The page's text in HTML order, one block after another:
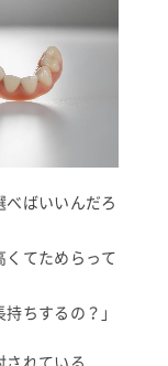
べばいいんだろ
くてためらって
ちするの？」
されている